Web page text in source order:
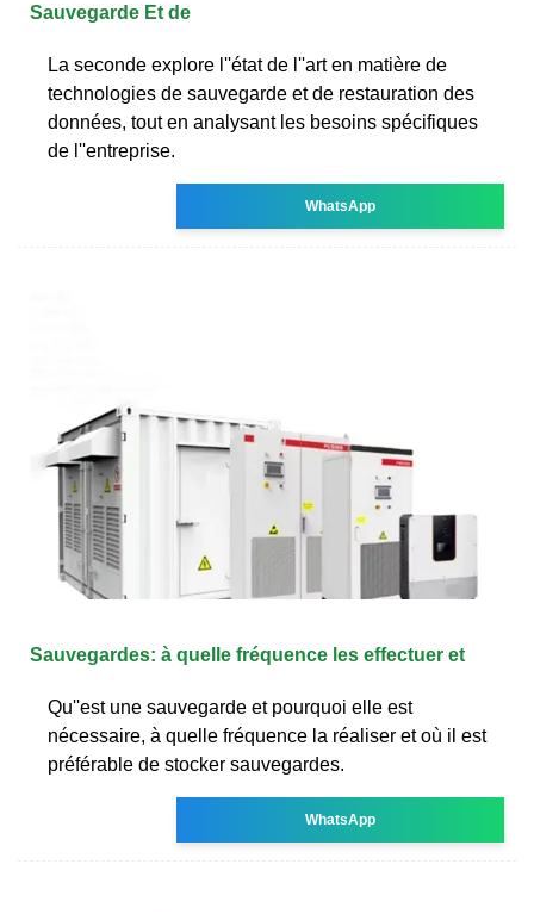
Sauvegarde Et de
La seconde explore l''état de l''art en matière de
technologies de sauvegarde et de restauration des
données, tout en analysant les besoins spécifiques
de l''entreprise.
WhatsApp
Sauvegardes: à quelle fréquence les effectuer et
Qu''est une sauvegarde et pourquoi elle est
nécessaire, à quelle fréquence la réaliser et où il est
préférable de stocker sauvegardes.
WhatsApp